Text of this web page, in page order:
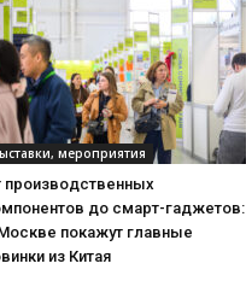
мероприятия
производственных
до смарт-гаджетов:
покажут главные
из Китая